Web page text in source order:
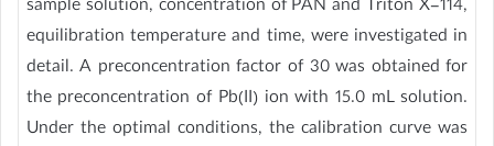
sample solution, concentration of PAN and Triton X-114,
equilibration temperature and time, were investigated in
detail. A preconcentration factor of 30 was obtained for
the preconcentration of Pb(II) ion with 15.0 mL solution.
Under the optimal conditions, the calibration curve was